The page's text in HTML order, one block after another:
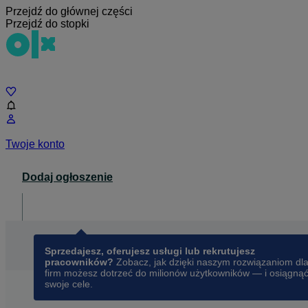
Przejdź do głównej części
Przejdź do stopki
Twoje konto
Dodaj ogłoszenie
Sprzedajesz, oferujesz usługi lub rekrutujesz
pracowników? Zobacz, jak dzięki naszym rozwiązaniom dla
firm możesz dotrzeć do milionów użytkowników — i osiągnąć
swoje cele.